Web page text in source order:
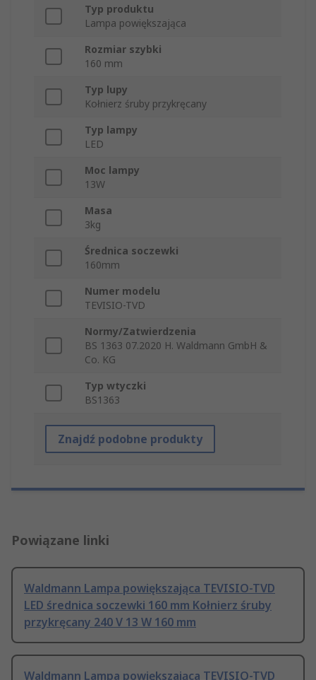
Typ produktu
Lampa powiększająca
Rozmiar szybki
160 mm
Typ lupy
Kołnierz śruby przykręcany
Typ lampy
LED
Moc lampy
13W
Masa
3kg
Średnica soczewki
160mm
Numer modelu
TEVISIO-TVD
Normy/Zatwierdzenia
BS 1363 07.2020 H. Waldmann GmbH &
Co. KG
Typ wtyczki
BS1363
Znajdź podobne produkty
Powiązane linki
Waldmann Lampa powiększająca TEVISIO-TVD
LED średnica soczewki 160 mm Kołnierz śruby
przykręcany 240 V 13 W 160 mm
Waldmann Lampa powiększająca TEVISIO-TVD